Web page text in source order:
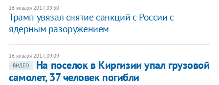
16 января 2017, 09:30
Трамп увязал снятие санкций с России с
ядерным разоружением
16 января 2017, 09:09
ВИДЕО
На поселок в Киргизии упал грузовой
самолет, 37 человек погибли